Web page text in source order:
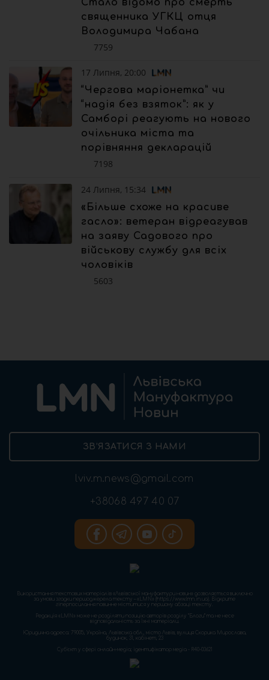
Стало відомо про смерть
священника УГКЦ отця
Володимира Чабана
7759
17 Липня, 20:00
“Чергова маріонетка” чи
“надія без взяток”: як у
Самборі реагують на нового
очільника міста та
порівняння декларацій
7198
24 Липня, 15:34
«Більше схоже на красиве
гасло»: ветеран відреагував
на заяву Садового про
військову службу для всіх
чоловіків
5603
ЗВ’ЯЗАТИСЯ З НАМИ
lviv.m.news@gmail.com
+38068 497 40 07
Використання текстових матеріалів «Львівської мануфактури новин» дозволяється виключно
за умови згадки першоджерела тексту – «LMN» (https://www.lmn.in.ua). Відкрите
гіперпосилання повинне міститися у першому абзаці тексту.
Редакція «LMN» може не розділяти позицію авторів розділу “Блоги” та не несе
відповідальність за їхні матеріали.
Юридична адреса: 79005, Україна, Львівська обл., місто Львів, вулиця Скорика Мирослава,
будинок, 31, кабінет, 23
Cуб'єкт у сфері онлайн-медіа; ідентифікатор медіа - R40-03621